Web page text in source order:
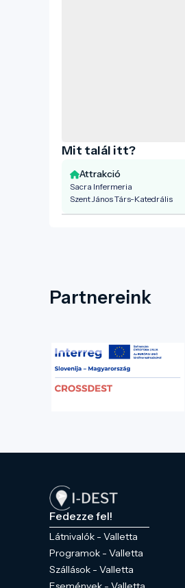
Mit talál itt?
Attrakció
Sacra Infermeria
Szent János Társ-Katedrális
Partnereink
Fedezze fel!
Látnivalók - Valletta
Programok - Valletta
Szállások - Valletta